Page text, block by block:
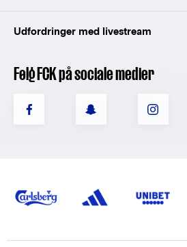
Udfordringer med livestream
Følg FCK på sociale medier